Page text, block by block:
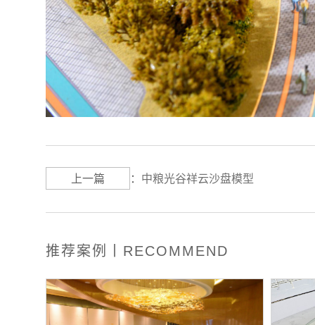
上一篇 ： 中粮光谷祥云沙盘模型
推荐案例丨RECOMMEND